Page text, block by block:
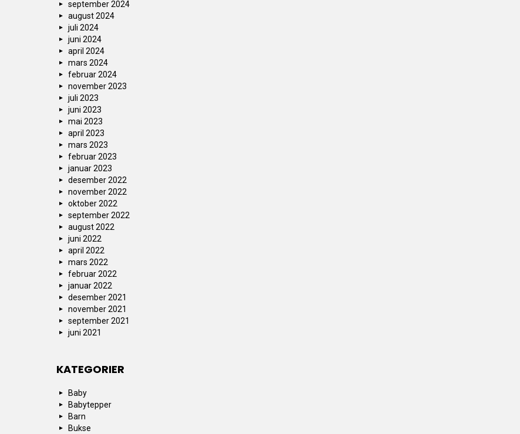
september 2024
august 2024
juli 2024
juni 2024
april 2024
mars 2024
februar 2024
november 2023
juli 2023
juni 2023
mai 2023
april 2023
mars 2023
februar 2023
januar 2023
desember 2022
november 2022
oktober 2022
september 2022
august 2022
juni 2022
april 2022
mars 2022
februar 2022
januar 2022
desember 2021
november 2021
september 2021
juni 2021
KATEGORIER
Baby
Babytepper
Barn
Bukse